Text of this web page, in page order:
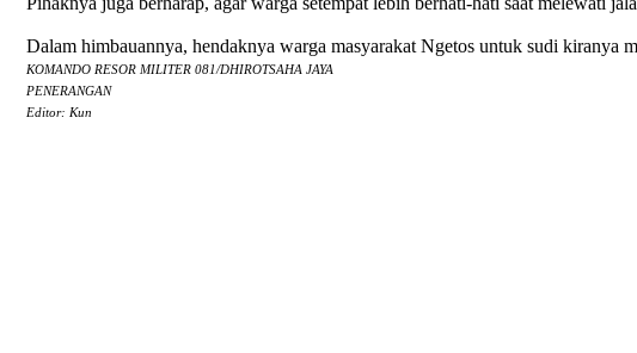
Dalam himbauannya, hendaknya warga masyarakat Ngetos untuk sudi kiranya
KOMANDO RESOR MILITER 081/DHIROTSAHA JAYA
PENERANGAN
Editor: Kun